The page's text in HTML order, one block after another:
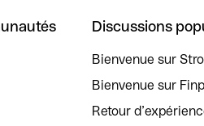
Discussions
Bienvenue sur
Bienvenue sur
Retour